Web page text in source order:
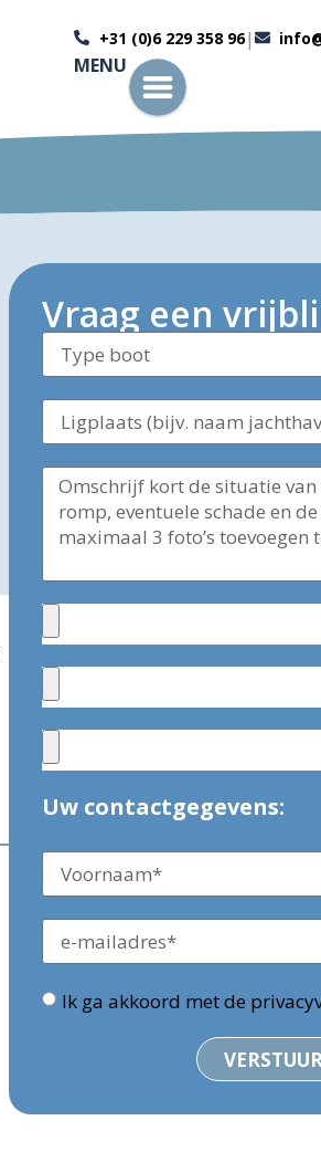
+31 (0)6 229 358 96|
MENU
Vraag een
Uw contactgegevens:
Ik ga akkoord met de